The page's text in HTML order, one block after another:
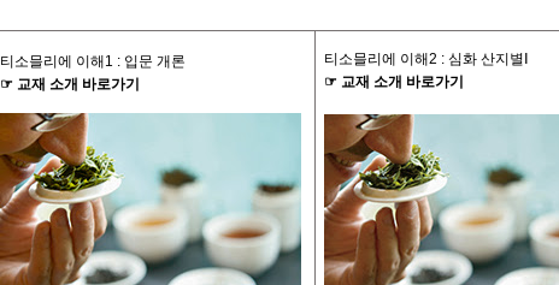
티소믈리에 이해 1 : 입문 개론
☞ 교재 소개 바로가기
티소믈리에 이해2 : 심화 산지별
☞ 교재 소개 바로가기